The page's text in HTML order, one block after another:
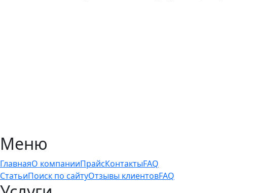
Меню
ГлавнаяО компанииПрайсКонтактыFAQ
СтатьиПоиск по сайтуОтзывы клиентовFAQ